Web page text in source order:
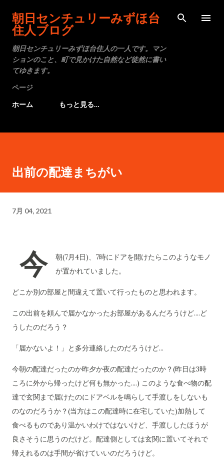
スキップしてメイン コンテンツに移動
朝日センチュリーみずほ台
住人ブログ
朝日センチュリーみずほ台住人の一人です。マン
ションのこと、町で見かけた自然など徒然に書い
てゆきます。
ページ
ホーム
もっと見る…
出前の配達まちがい
7月 04, 2021
今
朝(7月4日)、7時にドアを開けたらこのようなモノ
が置かれていました。
どこか別の部屋と間違えて置いて行ったものと思われます。
この出前を頼んで届かなかったお部屋があるんだろうけど....ど
うしたのだろう？
「届かないよ！」と多分連絡したのだろうけど...
今朝の配達だったのか昨夕か夜の配達だったのか？(昨日は3時
ころに外から帰ったけど何も無かった....) このような食べ物の配
達で玄関まで届けたのにドアベルを鳴らして手渡しをしないも
のなのだろうか？(当方はこの配達時に在宅していた)加熱して
食べるものであり温かいわけではないけど、手渡ししたほうが
良さそうに思うのだけど。配達側としては玄関に置いてそれで
帰えれるのは手間が省けていいのだろうけど。